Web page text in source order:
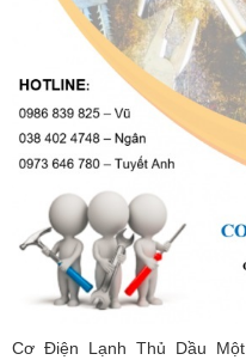
Cơ Điện Lạnh Thủ Dầu